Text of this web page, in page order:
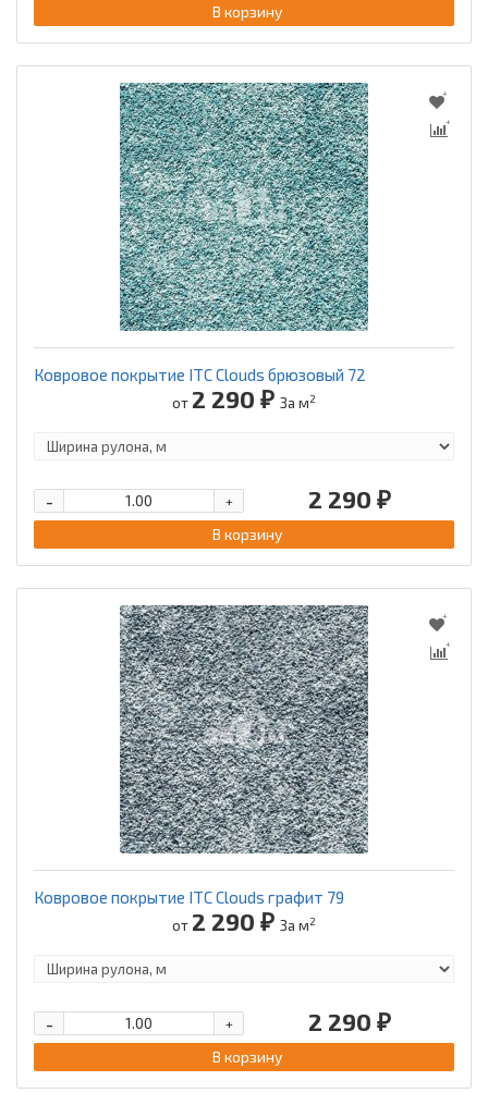
В корзину
Ковровое покрытие ITC Clouds брюзовый 72
от 2 290 ₽ За м2
2 290 ₽
+
-
В корзину
Ковровое покрытие ITC Clouds графит 79
от 2 290 ₽ За м2
2 290 ₽
+
-
В корзину